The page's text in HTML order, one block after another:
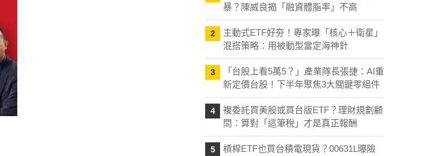
暴？陳威良揭「融資體脂率」不高
2
主動式ETF好夯！專家曝「核心＋衛星」
混搭策略：用被動型當定海神針
3
「台股上看5萬5？」產業隊長張捷：AI重
新定價台股！下半年聚焦3大關鍵零組件
4
複委託買美股或買台版ETF？理財規劃顧
問：算對「這筆稅」才是真正報酬
5
槓桿ETF也買台積電現貨？00631L曝險